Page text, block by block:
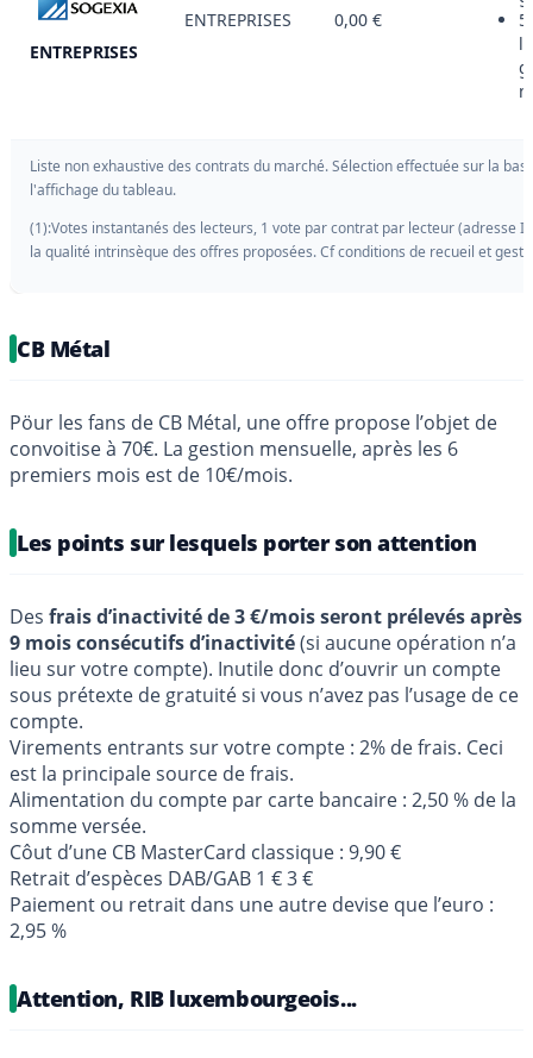
ENTREPRISES
ENTREPRISES 0,00 €
Liste non exhaustive des contrats du marché. Sélection effectuée sur la
l'affichage du tableau.
(1):Votes instantanés des lecteurs, 1 vote par contrat par lecteur (adresse
la qualité intrinsèque des offres proposées. Cf conditions de recueil et
CB Métal
Pöur les fans de CB Métal, une offre propose l’objet de
convoitise à 70€. La gestion mensuelle, après les 6
premiers mois est de 10€/mois.
Les points sur lesquels porter son attention
Des frais d’inactivité de 3 €/mois seront prélevés après
9 mois consécutifs d’inactivité(si aucune opération n’a
lieu sur votre compte). Inutile donc d’ouvrir un compte
sous prétexte de gratuité si vous n’avez pas l’usage de ce
compte.
Virements entrants sur votre compte : 2% de frais. Ceci
est la principale source de frais.
Alimentation du compte par carte bancaire : 2,50 % de la
somme versée.
Côut d’une CB MasterCard classique : 9,90 €
Retrait d’espèces DAB/GAB 1 € 3 €
Paiement ou retrait dans une autre devise que l’euro :
2,95 %
Attention, RIB luxembourgeois...